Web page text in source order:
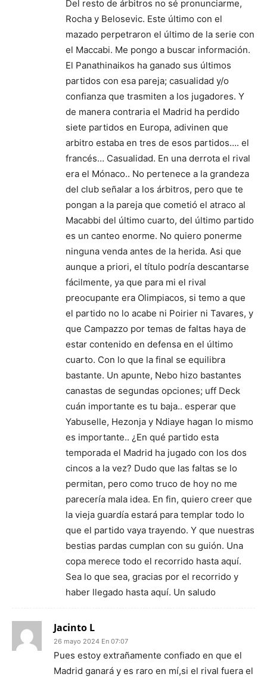
Del resto de árbitros no sé pronunciarme,
Rocha y Belosevic. Este último con el
mazado perpetraron el último de la serie con
el Maccabi. Me pongo a buscar información.
El Panathinaikos ha ganado sus últimos
partidos con esa pareja; casualidad y/o
confianza que trasmiten a los jugadores. Y
de manera contraria el Madrid ha perdido
siete partidos en Europa, adivinen que
arbitro estaba en tres de esos partidos…. el
francés… Casualidad. En una derrota el rival
era el Mónaco.. No pertenece a la grandeza
del club señalar a los árbitros, pero que te
pongan a la pareja que cometió el atraco al
Macabbi del último cuarto, del último partido
es un canteo enorme. No quiero ponerme
ninguna venda antes de la herida. Asi que
aunque a priori, el título podría descantarse
fácilmente, ya que para mi el rival
preocupante era Olimpiacos, si temo a que
el partido no lo acabe ni Poirier ni Tavares, y
que Campazzo por temas de faltas haya de
estar contenido en defensa en el último
cuarto. Con lo que la final se equilibra
bastante. Un apunte, Nebo hizo bastantes
canastas de segundas opciones; uff Deck
cuán importante es tu baja.. esperar que
Yabuselle, Hezonja y Ndiaye hagan lo mismo
es importante.. ¿En qué partido esta
temporada el Madrid ha jugado con los dos
cincos a la vez? Dudo que las faltas se lo
permitan, pero como truco de hoy no me
parecería mala idea. En fin, quiero creer que
la vieja guardía estará para templar todo lo
que el partido vaya trayendo. Y que nuestras
bestias pardas cumplan con su guión. Una
copa merece todo el recorrido hasta aquí.
Sea lo que sea, gracias por el recorrido y
haber llegado hasta aquí. Un saludo
Jacinto L
26 mayo 2024 En 07:07
Pues estoy extrañamente confiado en que el
Madrid ganará y es raro en mí,si el rival fuera el